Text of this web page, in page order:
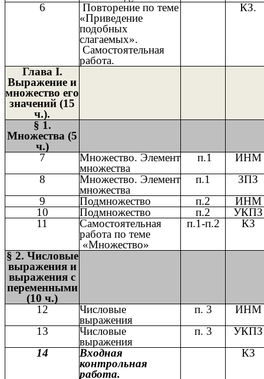
6
Повторение по теме
«Приведение
подобных
слагаемых».
Самостоятельная
работа.
КЗ.
Глава I.
Выражение и
множество его
значений (15
ч.).
§ 1.
Множества (5
ч.)
7
Множество. Элемент
множества
п.1
ИНМ
8
Множество. Элемент
множества
п.1
ЗПЗ
9
Подмножество п.2
ИНМ
10
Подмножество п.2
УКПЗ
11
Самостоятельная
работа по теме
«Множество»
п.1-п.2 КЗ
§ 2. Числовые
выражения и
выражения с
переменными
(10 ч.)
12
Числовые
выражения
п. 3
ИНМ
13
Числовые
выражения
п. 3
УКПЗ
14
Входная
контрольная
работа.
КЗ